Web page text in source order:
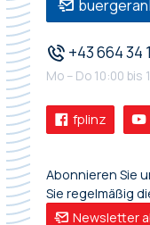
+43 664 34
Mo – Do 10:00 bis
fplinz
Abonnieren Sie
Sie regelmäßig
Newsletter